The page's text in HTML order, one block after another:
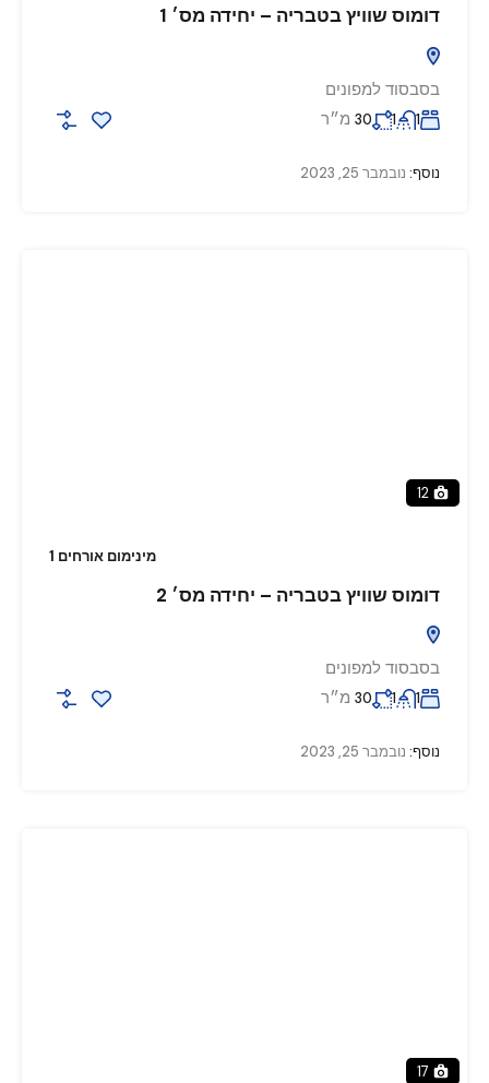
דומוס שוויץ בטבריה – יחידה מס׳ 1
בסבסוד למפונים
1
1
30 מ״ר
נוסף: נובמבר 25, 2023
12
מינימום אורחים 1
דומוס שוויץ בטבריה – יחידה מס׳ 2
בסבסוד למפונים
1
1
30 מ״ר
נוסף: נובמבר 25, 2023
17